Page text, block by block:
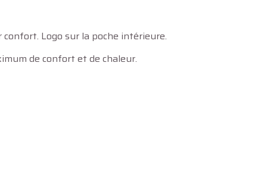
Logo sur la poche intérieure.
de confort et de chaleur.